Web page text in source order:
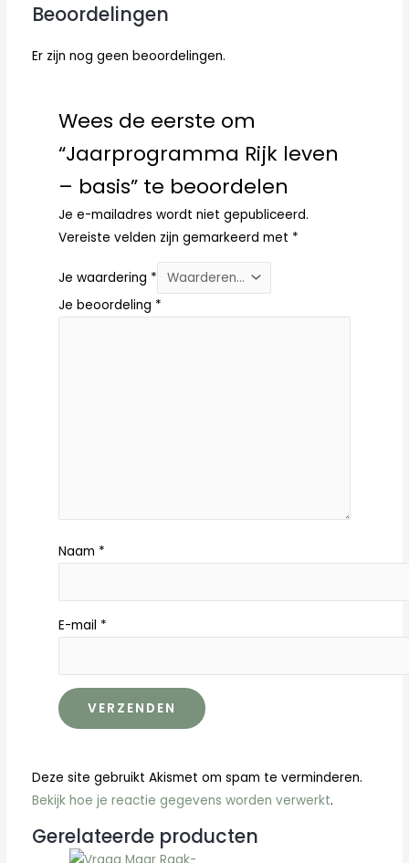
Beoordelingen
Er zijn nog geen beoordelingen.
Wees de eerste om
“Jaarprogramma Rijk leven
– basis” te beoordelen
Je e-mailadres wordt niet gepubliceerd.
Vereiste velden zijn gemarkeerd met *
Je waardering *
Je beoordeling *
Naam *
E-mail *
Deze site gebruikt Akismet om spam te verminderen.
Bekijk hoe je reactie gegevens worden verwerkt.
Gerelateerde producten